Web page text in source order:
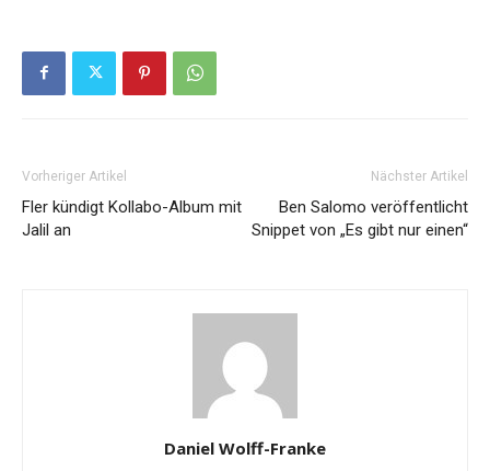
Vorheriger Artikel
Fler kündigt Kollabo-Album mit
Jalil an
Nächster Artikel
Ben Salomo veröffentlicht
Snippet von „Es gibt nur einen“
Daniel Wolff-Franke